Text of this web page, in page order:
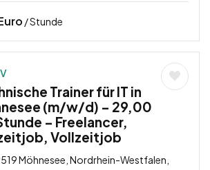
/ Stunde
Trainer für IT in
(m/w/d) – 29,00
– Freelancer,
Vollzeitjob
Möhnesee, Nordrhein-Westfalen,